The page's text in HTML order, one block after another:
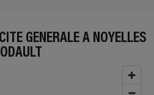
GENERALE À NOYELLES